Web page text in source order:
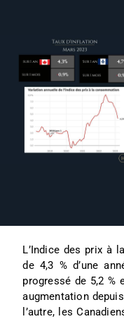
L’Indice des prix à
de 4,3 % d’une
progressé de 5,2 %
augmentation
l’autre, les